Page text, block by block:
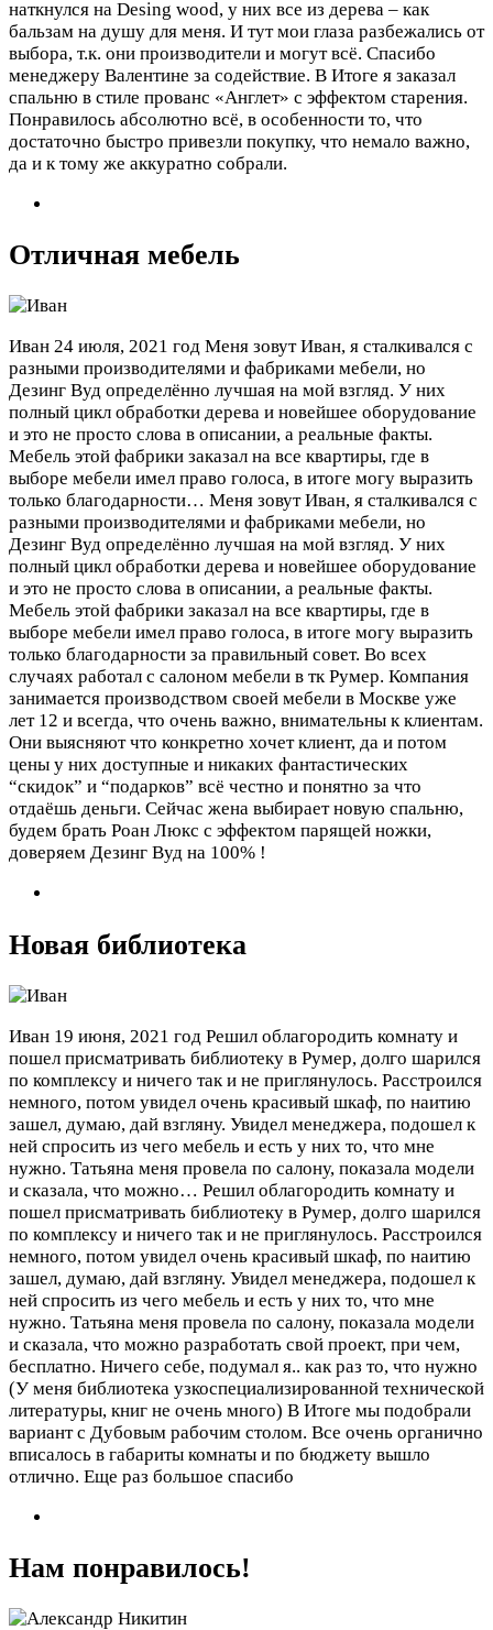
наткнулся на Desing wood, у них все из дерева – как
бальзам на душу для меня. И тут мои глаза разбежались от
выбора, т.к. они производители и могут всё. Спасибо
менеджеру Валентине за содействие. В Итоге я заказал
спальню в стиле прованс «Англет» с эффектом старения.
Понравилось абсолютно всё, в особенности то, что
достаточно быстро привезли покупку, что немало важно,
да и к тому же аккуратно собрали.
Отличная мебель
Иван 24 июля, 2021 год Меня зовут Иван, я сталкивался с
разными производителями и фабриками мебели, но
Дезинг Вуд определённо лучшая на мой взгляд. У них
полный цикл обработки дерева и новейшее оборудование
и это не просто слова в описании, а реальные факты.
Мебель этой фабрики заказал на все квартиры, где в
выборе мебели имел право голоса, в итоге могу выразить
только благодарности… Меня зовут Иван, я сталкивался с
разными производителями и фабриками мебели, но
Дезинг Вуд определённо лучшая на мой взгляд. У них
полный цикл обработки дерева и новейшее оборудование
и это не просто слова в описании, а реальные факты.
Мебель этой фабрики заказал на все квартиры, где в
выборе мебели имел право голоса, в итоге могу выразить
только благодарности за правильный совет. Во всех
случаях работал с салоном мебели в тк Румер. Компания
занимается производством своей мебели в Москве уже
лет 12 и всегда, что очень важно, внимательны к клиентам.
Они выясняют что конкретно хочет клиент, да и потом
цены у них доступные и никаких фантастических
“скидок” и “подарков” всё честно и понятно за что
отдаёшь деньги. Сейчас жена выбирает новую спальню,
будем брать Роан Люкс с эффектом парящей ножки,
доверяем Дезинг Вуд на 100% !
Новая библиотека
Иван 19 июня, 2021 год Решил облагородить комнату и
пошел присматривать библиотеку в Румер, долго шарился
по комплексу и ничего так и не приглянулось. Расстроился
немного, потом увидел очень красивый шкаф, по наитию
зашел, думаю, дай взгляну. Увидел менеджера, подошел к
ней спросить из чего мебель и есть у них то, что мне
нужно. Татьяна меня провела по салону, показала модели
и сказала, что можно… Решил облагородить комнату и
пошел присматривать библиотеку в Румер, долго шарился
по комплексу и ничего так и не приглянулось. Расстроился
немного, потом увидел очень красивый шкаф, по наитию
зашел, думаю, дай взгляну. Увидел менеджера, подошел к
ней спросить из чего мебель и есть у них то, что мне
нужно. Татьяна меня провела по салону, показала модели
и сказала, что можно разработать свой проект, при чем,
бесплатно. Ничего себе, подумал я.. как раз то, что нужно
(У меня библиотека узкоспециализированной технической
литературы, книг не очень много) В Итоге мы подобрали
вариант с Дубовым рабочим столом. Все очень органично
вписалось в габариты комнаты и по бюджету вышло
отлично. Еще раз большое спасибо
Нам понравилось!